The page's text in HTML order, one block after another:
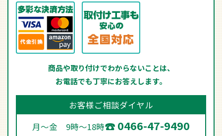
商品や取り付けでわからないことは、
お電話でも丁寧にお答えします。
お客様ご相談ダイヤル
月～金 9時～18時
0466-47-9490